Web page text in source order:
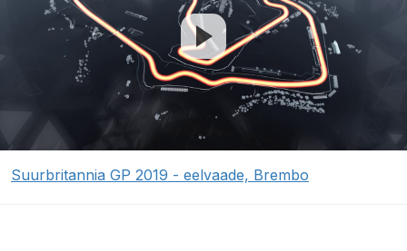
Suurbritannia GP 2019 - eelvaade, Brembo